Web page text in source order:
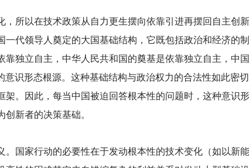
，所以在技术政策从自力更生摆向依靠引进再摆回自主创
一代领导人奠定的大国基础结构，它既包括政治和经济的
靠独立自主，中华人民共和国的奠基是依靠独立自主，中
意识形态根源。这种基础结构与政治权力的合法性如此密
架。因此，每当中国被迫回答根本性的问题时，这种意识
新者的决策基础。
。国家行动的必要性在于发动根本性的技术变化（如以新